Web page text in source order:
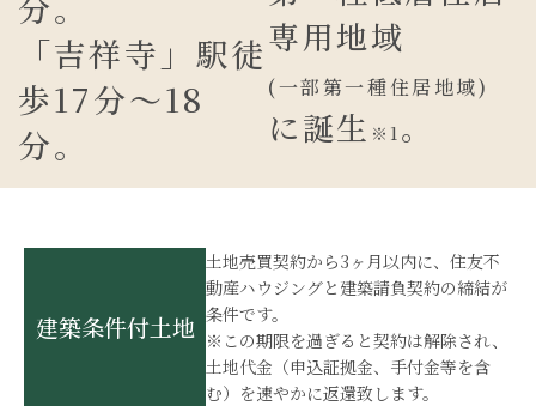
「吉祥寺 」 駅徒
歩17分～18
分。
専用地域
(一部第一種住居地域)
に誕生 ※1 。
建築条件付土地
土地売買契約から3ヶ月以内に、住友不
動産ハウジングと建築請負契約の締結が
条件です。
※この期限を過ぎると契約は解除され、
土地代金（申込証拠金、手付金等を含
む）を速やかに返還致します。